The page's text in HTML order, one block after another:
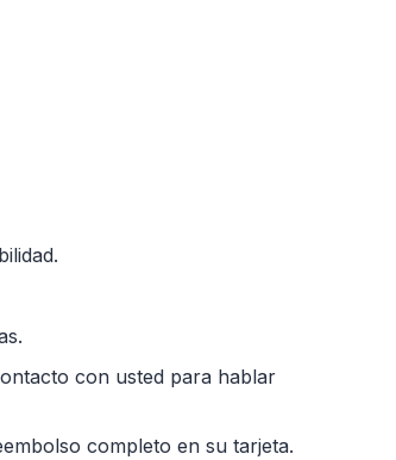
con usted para hablar
completo en su tarjeta.